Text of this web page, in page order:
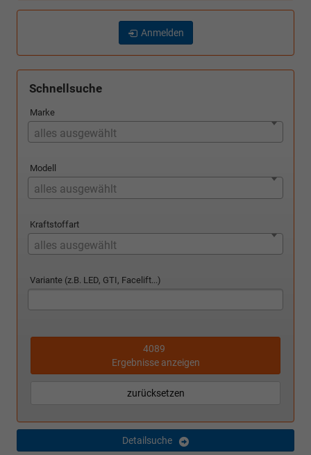
Anmelden
Schnellsuche
Marke
alles ausgewählt
Modell
alles ausgewählt
Kraftstoffart
alles ausgewählt
Variante (z.B. LED, GTI, Facelift...)
4089
Ergebnisse anzeigen
zurücksetzen
Detailsuche